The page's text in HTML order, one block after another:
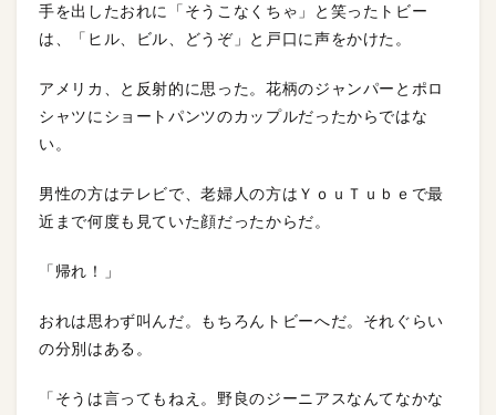
手を出したおれに「そうこなくちゃ」と笑ったトビー
は、「ヒル、ビル、どうぞ」と戸口に声をかけた。
アメリカ、と反射的に思った。花柄のジャンパーとポロ
シャツにショートパンツのカップルだったからではな
い。
男性の方はテレビで、老婦人の方はＹｏｕＴｕｂｅで最
近まで何度も見ていた顔だったからだ。
「帰れ！」
おれは思わず叫んだ。もちろんトビーへだ。それぐらい
の分別はある。
「そうは言ってもねえ。野良のジーニアスなんてなかな